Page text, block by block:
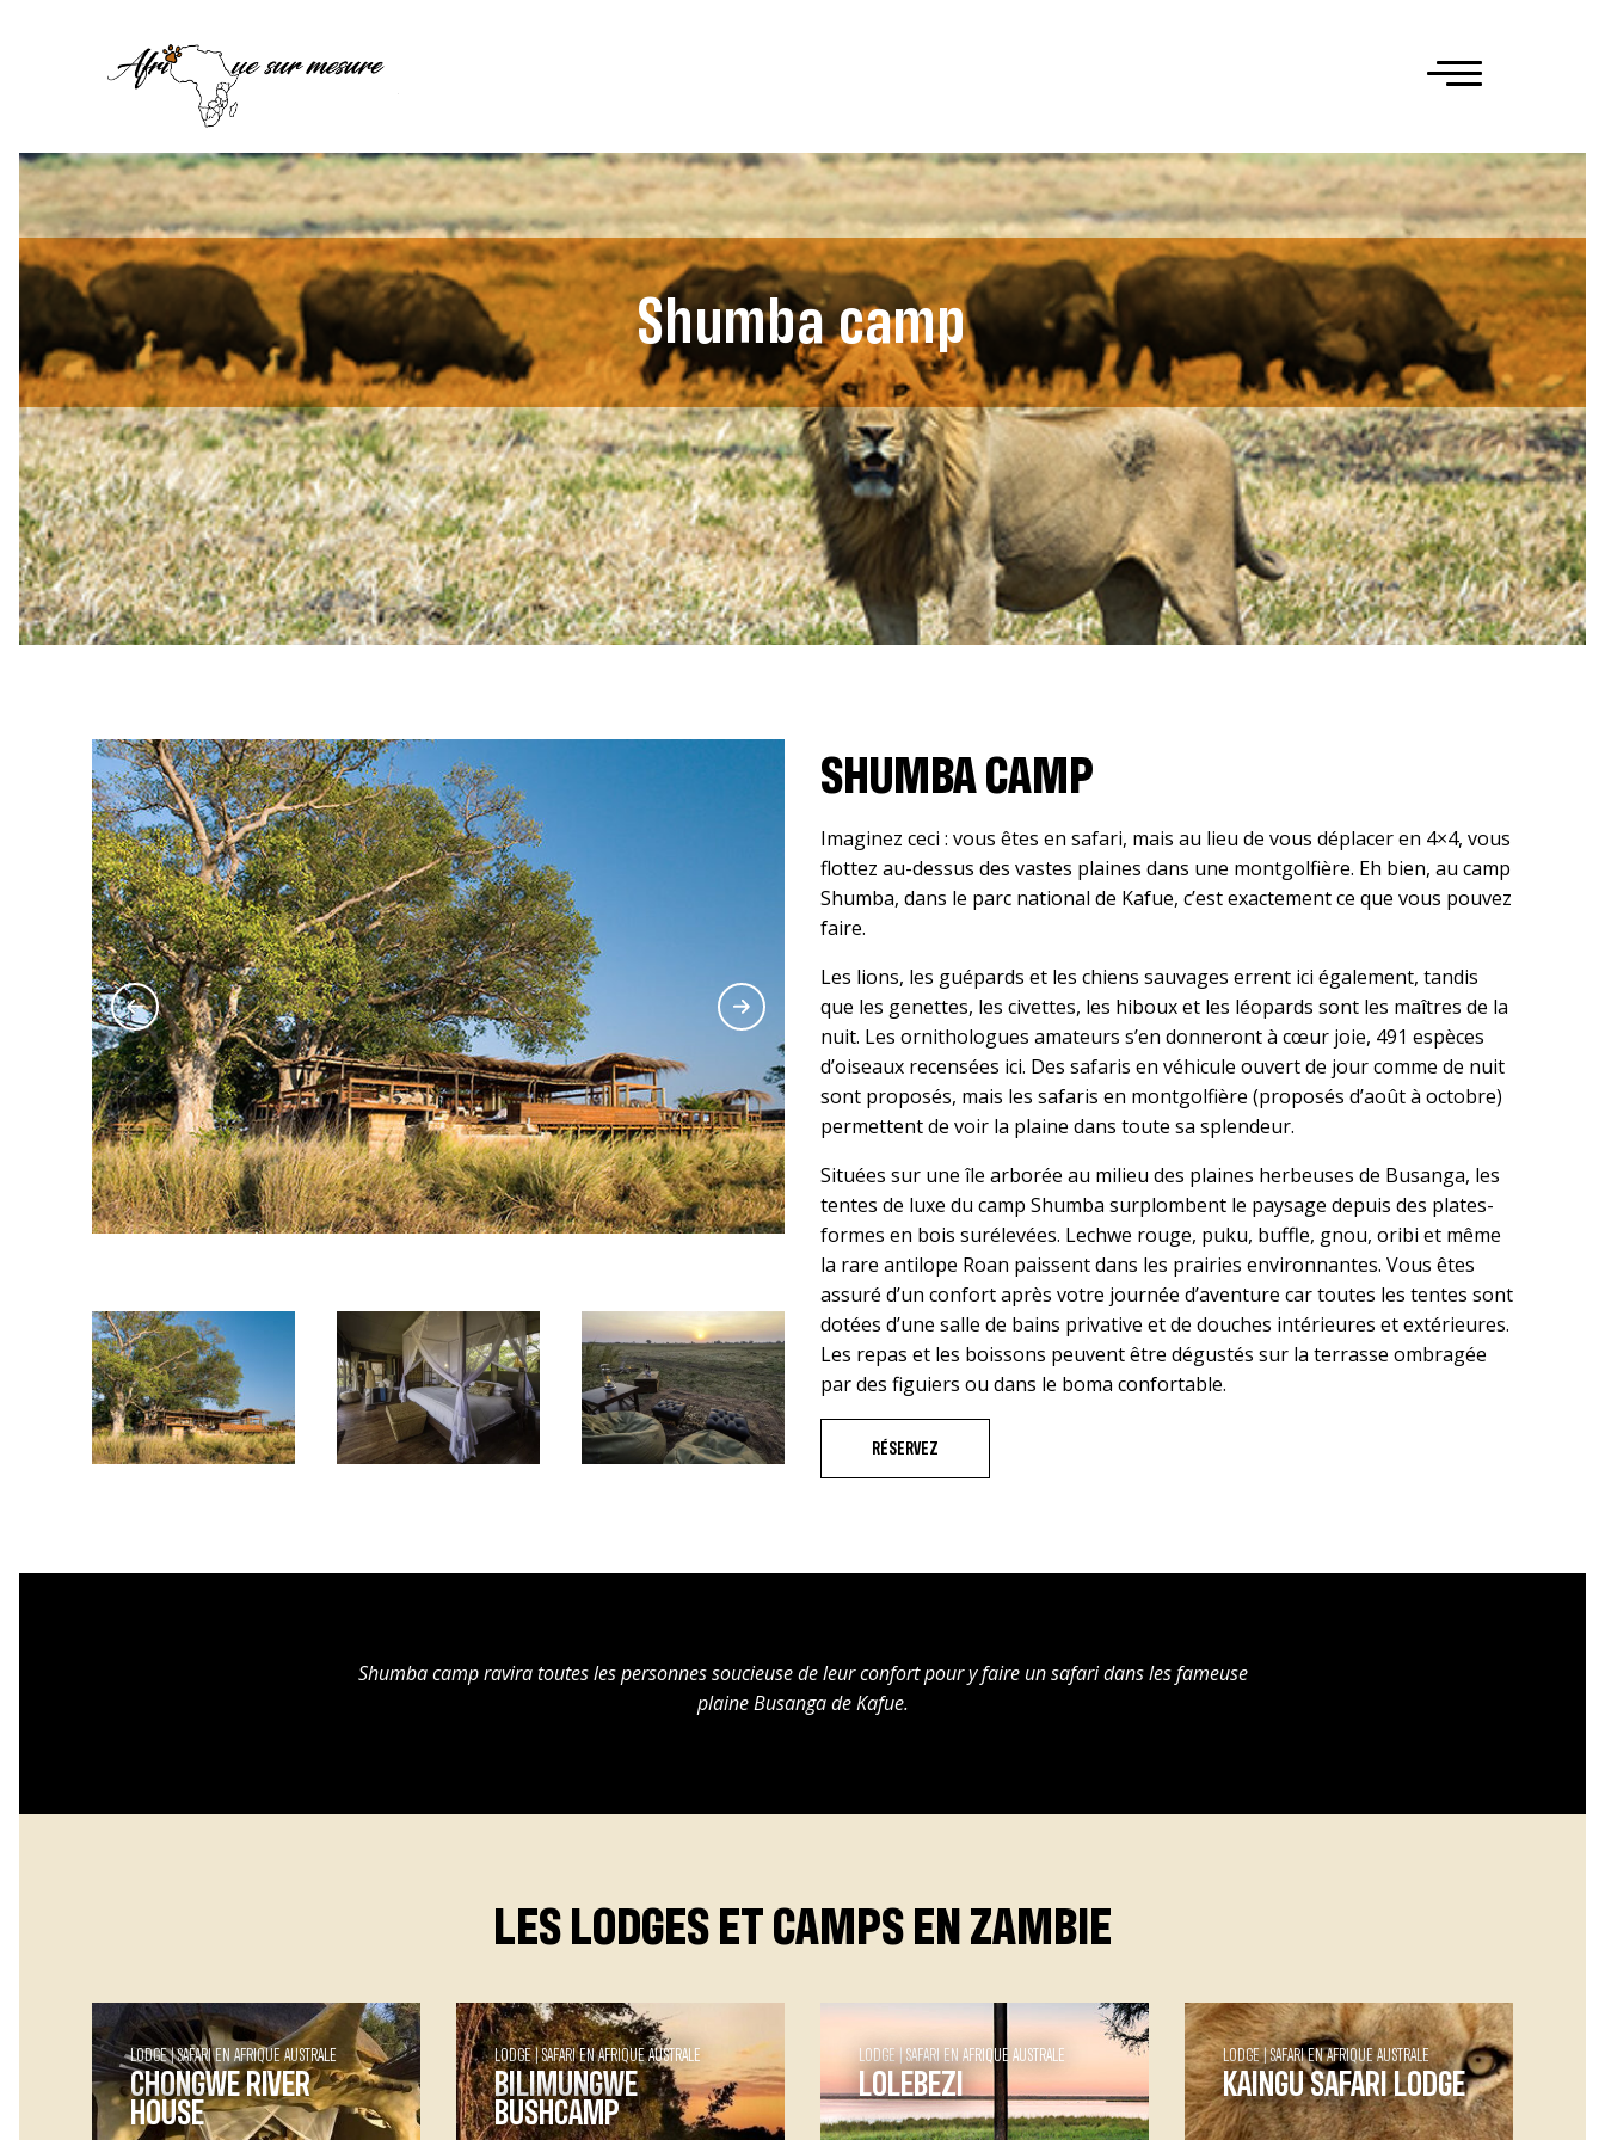
Shumba camp
SHUMBA CAMP
Imaginez ceci : vous êtes en safari, mais au lieu de vous déplacer en 4×4, vous
flottez au-dessus des vastes plaines dans une montgolfière. Eh bien, au camp
Shumba, dans le parc national de Kafue, c’est exactement ce que vous pouvez
faire.
Les lions, les guépards et les chiens sauvages errent ici également, tandis
que les genettes, les civettes, les hiboux et les léopards sont les maîtres de la
nuit. Les ornithologues amateurs s’en donneront à cœur joie, 491 espèces
d’oiseaux recensées ici. Des safaris en véhicule ouvert de jour comme de nuit
sont proposés, mais les safaris en montgolfière (proposés d’août à octobre)
permettent de voir la plaine dans toute sa splendeur.
Situées sur une île arborée au milieu des plaines herbeuses de Busanga, les
tentes de luxe du camp Shumba surplombent le paysage depuis des plates-
formes en bois surélevées. Lechwe rouge, puku, buffle, gnou, oribi et même
la rare antilope Roan paissent dans les prairies environnantes. Vous êtes
assuré d’un confort après votre journée d’aventure car toutes les tentes sont
dotées d’une salle de bains privative et de douches intérieures et extérieures.
Les repas et les boissons peuvent être dégustés sur la terrasse ombragée
par des figuiers ou dans le boma confortable.
RÉSERVEZ
Shumba camp ravira toutes les personnes soucieuse de leur confort pour y faire un safari dans les fameuse
plaine Busanga de Kafue.
LES LODGES ET CAMPS EN ZAMBIE
LODGE SAFARI EN AFRIQUE AUSTRALE
CHONGWE RIVER
HOUSE
LODGE SAFARI EN AFRIQUE AUSTRALE
BILIMUNGWE
BUSHCAMP
LODGE SAFARI EN AFRIQUE AUSTRALE
LOLEBEZI
LODGE SAFARI EN AFRIQUE AUSTRALE
KAINGU SAFARI LODGE